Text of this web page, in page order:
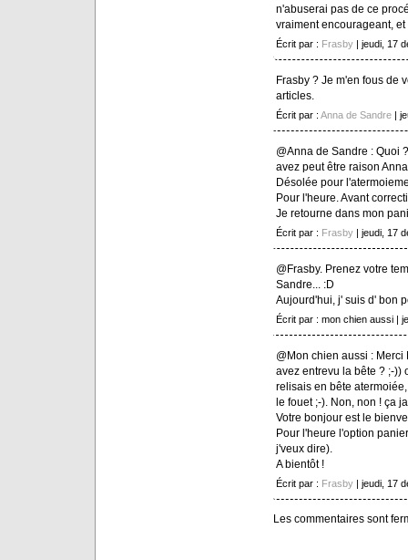
n'abuserai pas de ce
vraiment encourageant, et
Écrit par : Frasby| jeudi, 17
Frasby ? Je m'en fous de
articles.
Écrit par : Anna de Sandre|
@Anna de Sandre : Quoi
avez peut être raison
Désolée pour
Pour l'heure. Avant
Je retourne dans mon
Écrit par : Frasby| jeudi, 17
@Frasby. Prenez votre
Sandre... :D
Aujourd'hui, j' suis d' bon
Écrit par : mon chien aussi |
@Mon chien aussi :
avez entrevu la bête ? ;-))
relisais en bête
le fouet ;-). Non, non ! ça
Votre bonjour est le
Pour l'heure l'option
j'veux dire).
A bientôt !
Écrit par : Frasby| jeudi, 17
Les commentaires sont